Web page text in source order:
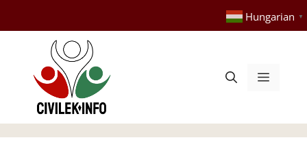
tartalomba
Hungarian ▼
Menü